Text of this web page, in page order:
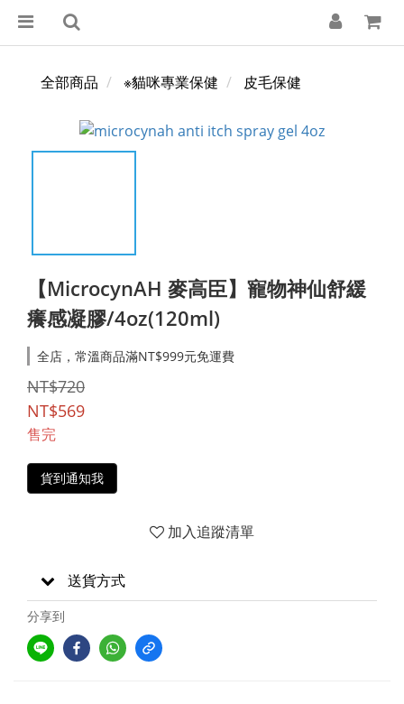
全部商品 ※貓咪專業保健 皮毛保健
【MicrocynAH 麥高臣】寵物神仙舒緩
癢感凝膠/4oz(120ml)
全店，常溫商品滿NT$999元免運費
NT$720
NT$569
售完
貨到通知我
加入追蹤清單
送貨方式
分享到